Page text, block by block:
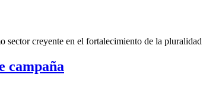
creyente en el fortalecimiento de la
campaña